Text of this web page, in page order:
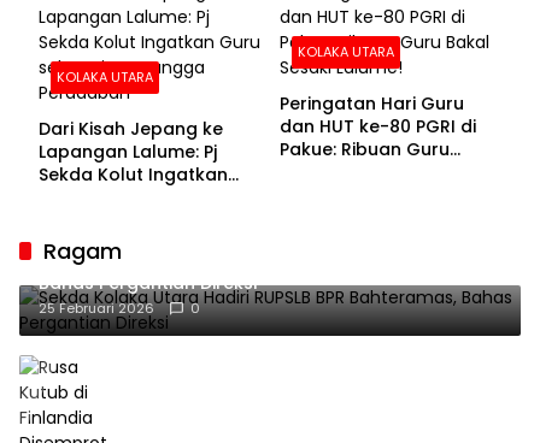
KOLAKA UTARA
Dari Kisah Jepang ke
Lapangan Lalume: Pj
Sekda Kolut Ingatkan
KOLAKA UTARA
Peringatan Hari Guru
dan HUT ke-80 PGRI di
Pakue: Ribuan Guru
Ragam
Sekda Kolaka Utara Hadiri RUPSLB BPR Bahteramas,
Bahas Pergantian Direksi
25 Februari 2026 0